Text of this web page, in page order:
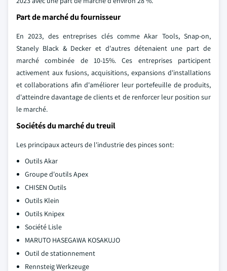
Part de marché du fournisseur
En 2023, des entreprises clés comme Akar Tools, Snap-on,
Stanely Black & Decker et d'autres détenaient une part de
marché combinée de 10-15%. Ces entreprises participent
activement aux fusions, acquisitions, expansions d'installations
et collaborations afin d'améliorer leur portefeuille de produits,
d'atteindre davantage de clients et de renforcer leur position sur
le marché.
Sociétés du marché du treuil
Les principaux acteurs de l'industrie des pinces sont:
Outils Akar
Groupe d'outils Apex
CHISEN Outils
Outils Klein
Outils Knipex
Société Lisle
MARUTO HASEGAWA KOSAKUJO
Outil de stationnement
Rennsteig Werkzeuge